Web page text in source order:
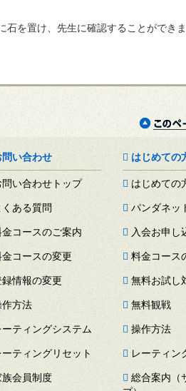
を置け、先生に確認することができま
問い合わせ
問い合わせトップ
くある質問
コースのご案内
コースの変更
情報の変更
方法
ーティングシステム
ーティングリセット
会員制度
はじめての
はじめての
パンダネッ
入会お申し
料金コース
無料お試し
無料観戦
操作方法
レーティン
総合案内（